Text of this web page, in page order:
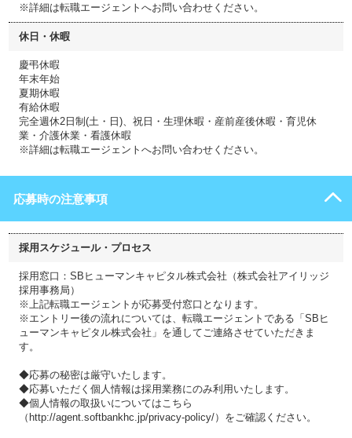
※詳細は転職エージェントへお問い合わせください。
休日・休暇
慶弔休暇
年末年始
夏期休暇
有給休暇
完全週休2日制(土・日)、祝日・生理休暇・産前産後休暇・育児休
業・介護休業・看護休暇
※詳細は転職エージェントへお問い合わせください。
応募時の注意事項
採用スケジュール・プロセス
採用窓口：SBヒューマンキャピタル株式会社（株式会社アイリッジ
採用事務局）
※上記転職エージェントが応募受付窓口となります。
※エントリー後の流れについては、転職エージェントである「SBヒ
ューマンキャピタル株式会社」を通してご連絡させていただきま
す。
◆応募の秘密は厳守いたします。
◆応募いただく個人情報は採用業務にのみ利用いたします。
◆個人情報の取扱いについてはこちら
（http://agent.softbankhc.jp/privacy-policy/）をご確認ください。